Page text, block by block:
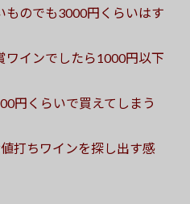
のでも3000円くらいはす
ワインでしたら1000円以下
円くらいで買えてしまう
打ちワインを探し出す感